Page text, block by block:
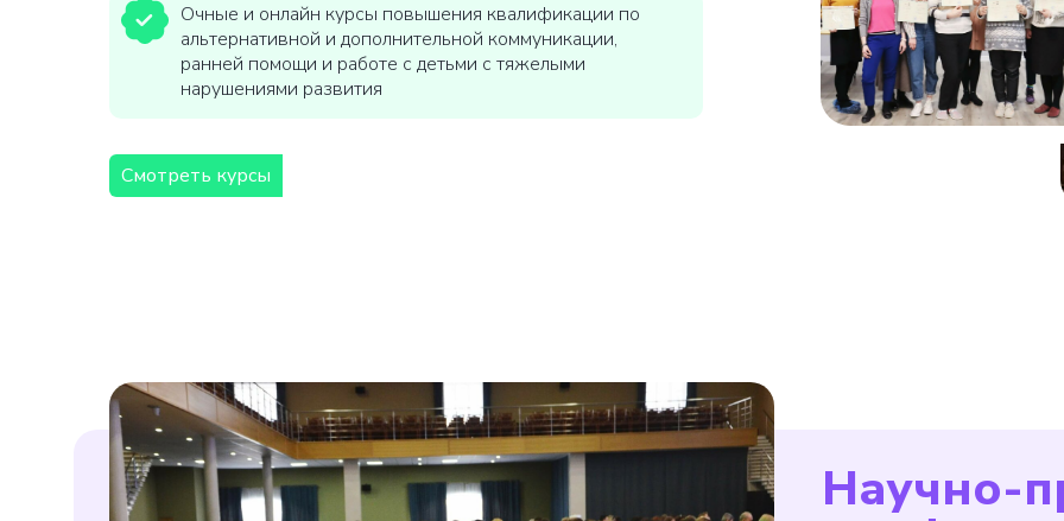
Смотреть курсы
Очные и онлайн курсы повышения квалификации по
альтернативной и дополнительной коммуникации,
ранней помощи и работе с детьми с тяжелыми
нарушениями развития
Научно-